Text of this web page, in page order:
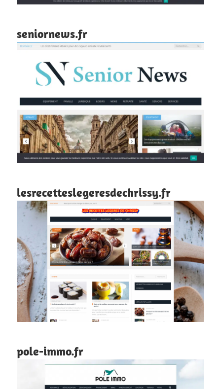
seniornews.fr
lesrecetteslegeresdechrissy.fr
pole-immo.fr